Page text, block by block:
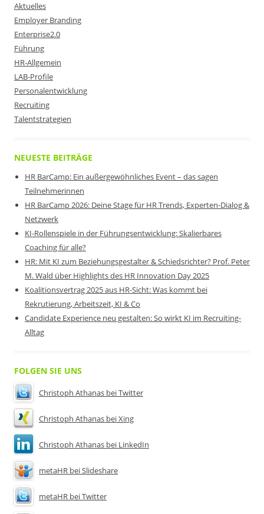
Aktuelles
Employer Branding
Enterprise2.0
Führung
HR-Allgemein
LAB-Profile
Personalentwicklung
Recruiting
Talentstrategien
NEUESTE BEITRÄGE
HR BarCamp: Ein außergewöhnliches Event – das sagen
Teilnehmerinnen
HR BarCamp 2026: Deine Stage für HR Trends, Experten-Dialog &
Netzwerk
KI-Rollenspiele in der Führungsentwicklung: Skalierbares
Coaching für alle?
HR: Mit KI zum Beziehungsgestalter & Schiedsrichter? Prof. Peter
M. Wald über Highlights des HR Innovation Day 2025
Koalitionsvertrag 2025 aus HR-Sicht: Was kommt bei
Rekrutierung, Arbeitszeit, KI & Co
Candidate Experience neu gestalten: So wirkt KI im Recruiting-
Alltag
FOLGEN SIE UNS
Christoph Athanas bei Twitter
Christoph Athanas bei Xing
Christoph Athanas bei LinkedIn
metaHR bei Slideshare
metaHR bei Twitter